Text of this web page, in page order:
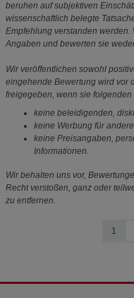
beruhen auf subjektiven
wissenschaftlich belegte
Empfehlung verstanden
Angaben und bewerten sie
Wir veröffentlichen sowohl
eingehende Bewertung wird vor
freigegeben, wenn sie
keine beleidigenden,
keine Werbung für
keine Preisangaben,
Informationen.
Wir behalten uns vor,
Recht verstoßen, ganz oder
zu entfernen.
1